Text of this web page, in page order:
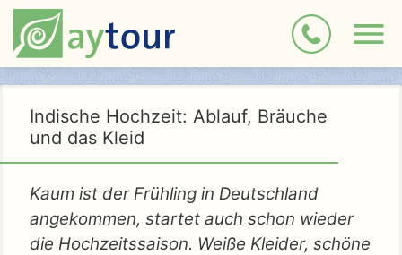
Indische Hochzeit: Ablauf, Bräuche
und das Kleid
Kaum ist der Frühling in Deutschland
angekommen, startet auch schon wieder
die Hochzeitssaison. Weiße Kleider, schöne